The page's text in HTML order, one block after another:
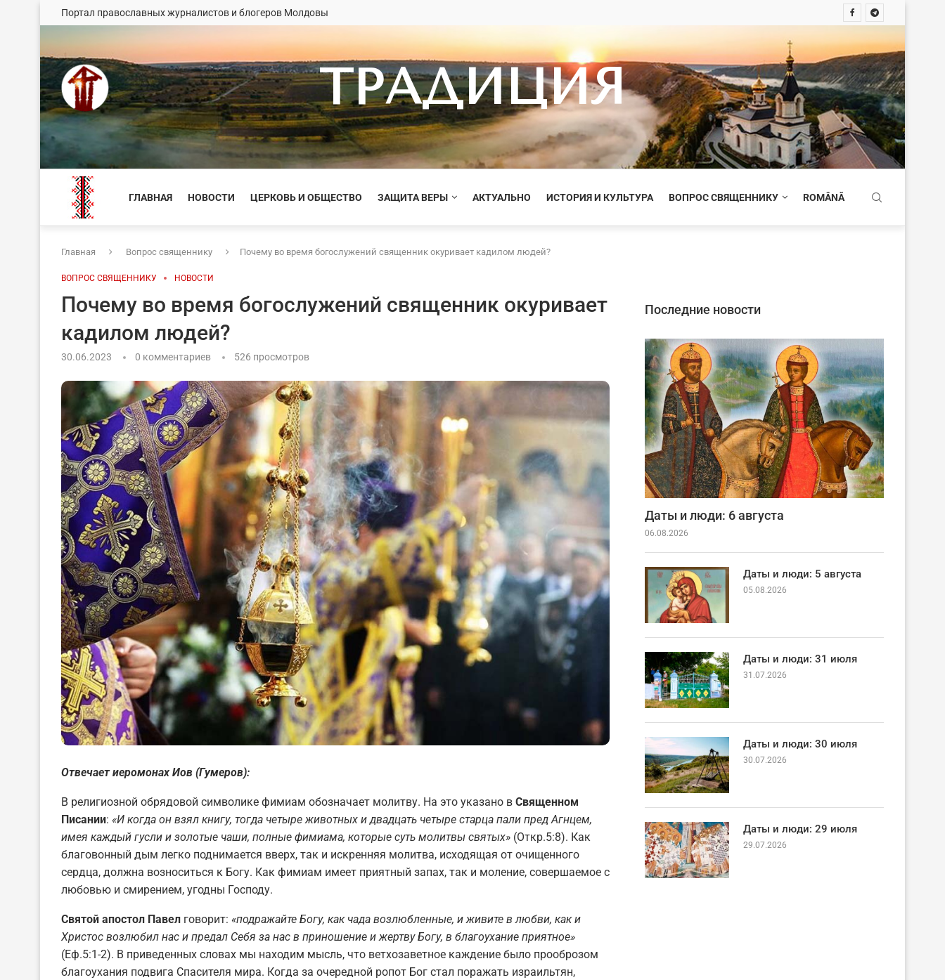
Портал православных журналистов и блогеров Молдовы
ТРАДИЦИЯ
ГЛАВНАЯ НОВОСТИ ЦЕРКОВЬ И ОБЩЕСТВО ЗАЩИТА ВЕРЫ АКТУАЛЬНО ИСТОРИЯ И КУЛЬТУРА ВОПРОС СВЯЩЕННИКУ ROMÂNĂ
Главная Вопрос священнику Почему во время богослужений священник окуривает кадилом людей?
ВОПРОС СВЯЩЕННИКУ НОВОСТИ
Почему во время богослужений священник окуривает
кадилом людей?
30.06.2023 0 комментариев 526 просмотров
Отвечает иеромонах Иов (Гумеров):
В религиозной обрядовой символике фимиам обозначает молитву. На это указано в Священном
Писании: «И когда он взял книгу, тогда четыре животных и двадцать четыре старца пали пред Агнцем,
имея каждый гусли и золотые чаши, полные фимиама, которые суть молитвы святых» (Откр.5:8). Как
благовонный дым легко поднимается вверх, так и искренняя молитва, исходящая от очищенного
сердца, должна возноситься к Богу. Как фимиам имеет приятный запах, так и моление, совершаемое с
любовью и смирением, угодны Господу.
Святой апостол Павел говорит: «подражайте Богу, как чада возлюбленные, и живите в любви, как и
Христос возлюбил нас и предал Себя за нас в приношение и жертву Богу, в благоухание приятное»
(Еф.5:1-2). В приведенных словах мы находим мысль, что ветхозаветное каждение было прооброзом
благоухания подвига Спасителя мира. Когда за очередной ропот Бог стал поражать израильтян,
Последние новости
Даты и люди: 6 августа
06.08.2026
Даты и люди: 5 августа
05.08.2026
Даты и люди: 31 июля
31.07.2026
Даты и люди: 30 июля
30.07.2026
Даты и люди: 29 июля
29.07.2026